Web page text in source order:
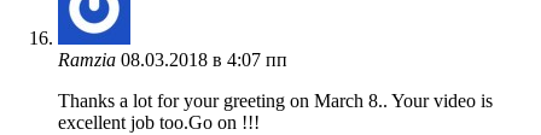
Ramzia 08.03.2018 в 4:07 пп
Thanks a lot for your greeting on March 8.. Your video is
excellent job too.Go on !!!